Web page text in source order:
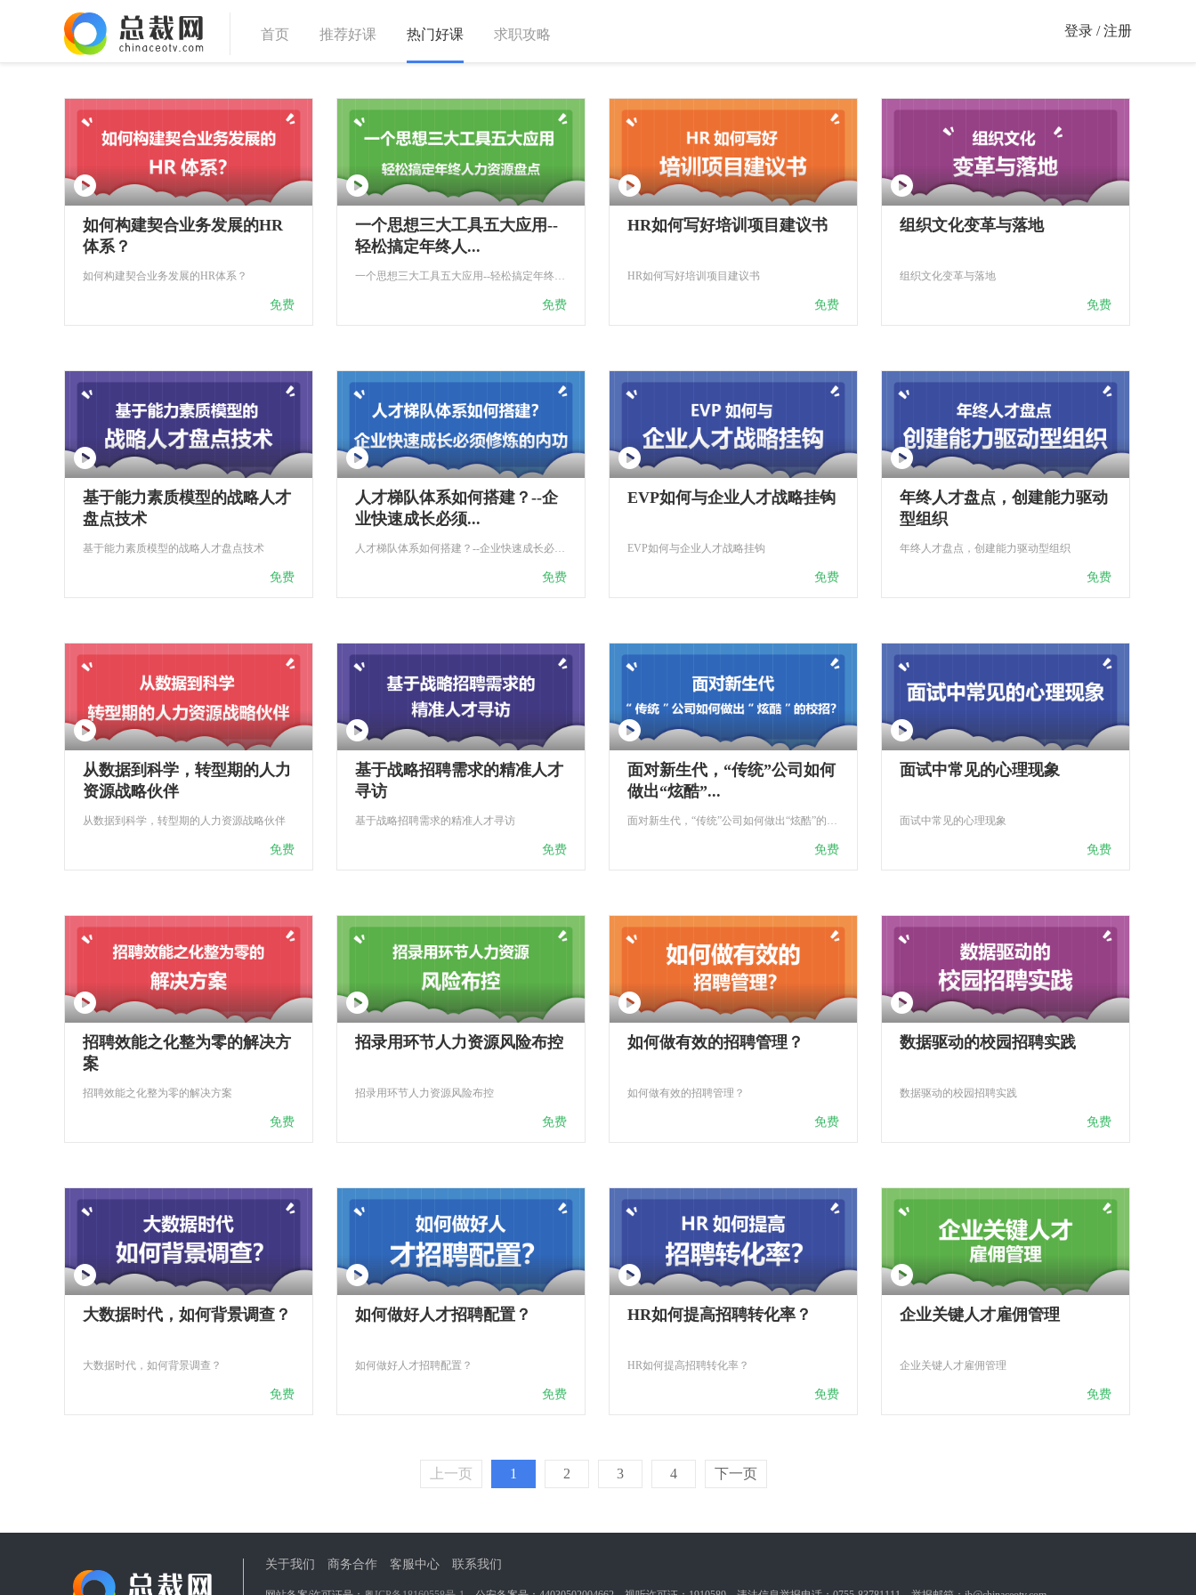
首页 推荐好课 热门好课 求职攻略 登录 / 注册
如何构建契合业务发展的HR
体系？
如何构建契合业务发展的HR体系？
免费
一个思想三大工具五大应用--
轻松搞定年终人...
一个思想三大工具五大应用--轻松搞定年终人力资源盘点
免费
HR如何写好培训项目建议书
HR如何写好培训项目建议书
免费
组织文化变革与落地
组织文化变革与落地
免费
基于能力素质模型的战略人才
盘点技术
基于能力素质模型的战略人才盘点技术
免费
人才梯队体系如何搭建？--企
业快速成长必须...
人才梯队体系如何搭建？--企业快速成长必须修炼的内功
免费
EVP如何与企业人才战略挂钩
EVP如何与企业人才战略挂钩
免费
年终人才盘点，创建能力驱动
型组织
年终人才盘点，创建能力驱动型组织
免费
从数据到科学，转型期的人力
资源战略伙伴
从数据到科学，转型期的人力资源战略伙伴
免费
基于战略招聘需求的精准人才
寻访
基于战略招聘需求的精准人才寻访
免费
面对新生代，“传统”公司如何
做出“炫酷”...
面对新生代，“传统”公司如何做出“炫酷”的校招？
免费
面试中常见的心理现象
面试中常见的心理现象
免费
招聘效能之化整为零的解决方
案
招聘效能之化整为零的解决方案
免费
招录用环节人力资源风险布控
招录用环节人力资源风险布控
免费
如何做有效的招聘管理？
如何做有效的招聘管理？
免费
数据驱动的校园招聘实践
数据驱动的校园招聘实践
免费
大数据时代，如何背景调查？
大数据时代，如何背景调查？
免费
如何做好人才招聘配置？
如何做好人才招聘配置？
免费
HR如何提高招聘转化率？
HR如何提高招聘转化率？
免费
企业关键人才雇佣管理
企业关键人才雇佣管理
免费
上一页 1 2 3 4 下一页
关于我们 商务合作 客服中心 联系我们